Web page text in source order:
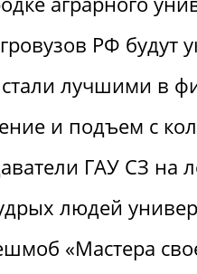
РФ будут
лучшими в
и подъем с
ГАУ СЗ
людей
«Мастера